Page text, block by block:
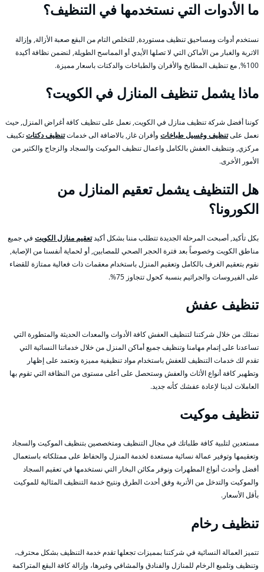
ما الأدوات التي نستخدمها في التنظيف؟
نستخدم أدوات ومساحيق تنظيف مستوردة, للتخلص التام من البقع صعبة الأزالة, وإزالة
الاتربة والغبار من الأماكن التي لا تصلها الأيدي أو المماسح الطويلة, لنضمن نظافة أكيدة
100%, مع تنظيف المطابخ والأفران والطباخات والدكتات باسعار مميزة.
ماذا يشمل تنظيف المنازل في الكويت؟
كوننا أفضل شركة تنظيف منازل في الكويت, نعمل على تنظيف كافة أغراض المنزل, حيث
نعمل علىتنظيف وغسيل طباخات وأفران غاز, بالاضافة الى خدماتتنظيف دكتاتتكييف
مركزي, وتنظيف العفش بالكامل واعمال تنظيف الموكيت والسجاد والزجاج والكثير من
الأمور الأخرى.
هل التنظيف يشمل تعقيم المنازل من
الكورونا؟
بكل تأكيد, أصبحت المرحلة الجديدة تتطلب مننا بشكل أكيدتعقيم منازل الكويت في جميع
مناطق الكويت وخصوصاً بعد فترة الحجر الصحي للمصابين, أو لحماية أنفسنا من الإصابة,
نقوم بتعقيم الغرف بالكامل وتعقيم المنزل باستخدام معقمات ذات فعالية ممتازة للقضاء
على الفيروسات والجراثيم بنسبة كحول تتجاوز 75%.
تنظيف عفش
نمتلك من خلال شركتنا لتنظيف العفش كافة الأدوات والمعدات الحديثة والمتطورة التي
تساعدنا على إتمام مهامنا وتنظيف جميع أماكن المنزل من خلال خدماتنا النسائية التي
تقدم لك خدمات التنظيف للعفش باستخدام مواد تنظيفية مميزة وتعتمد على إظهار
وتطهير كافة أنواع الأثاث والعفش وستحصل على أعلى مستوى من النظافة التي تقوم بها
العاملات لدينا لإعادة عفشك كأنه جديد.
تنظيف موكيت
مستعدين لتلبية كافة طلباتك في مجال التنظيف ومتخصصين بتنظيف الموكيت والسجاد
وتعقيمها وتوفير عمالة نسائية مستعدة لخدمة المنزل والحفاظ على ممتلكاته باستعمال
أفضل وأحدث أنواع المطهرات ونوفر مكائن البخار التي نستخدمها في تعقيم السجاد
والموكيت والتدخل من الأتربة وفق أحدث الطرق ونتيح خدمة التنظيف المثالية للموكيت
بأقل الأسعار.
تنظيف رخام
تتميز العمالة النسائية في شركتنا بمميزات تجعلها تقدم خدمة التنظيف بشكل محترف،
وتنظيف وتلميع الرخام للمنازل والفنادق والمشافي وغيرها، وإزالة كافة البقع المتراكمة